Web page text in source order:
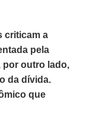
criticam a
pela
por outro lado,
da dívida.
que